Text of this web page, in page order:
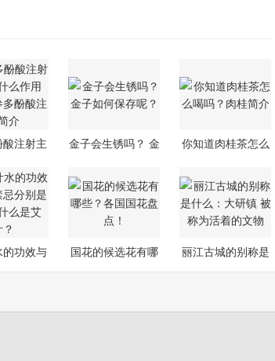
注射主
金子会生锈吗？ 金
你知道肉桂茶怎么
功效与
国花的候选花有哪
丽江古城的别称是